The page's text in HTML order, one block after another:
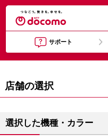
サポート
店舗の選択
選択した機種・カラー